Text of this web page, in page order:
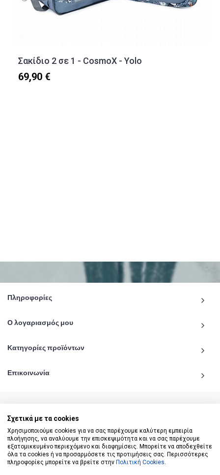
Σακίδιο 2 σε 1 - CosmoX - Yolo
69,90 €
Πληροφορίες
Ο λογαριασμός μου
Κατηγορίες προϊόντων
Επικοινωνία
© 2020 - 2026 katiginetai.gr All Rights Reserved.
Σχετικά με τα cookies
Χρησιμοποιούμε cookies για να σας παρέχουμε καλύτερη εμπειρία
πλοήγησης, να αναλύουμε την επισκεψιμότητα και να σας παρέχουμε
εξατομικευμένο περιεχόμενο και διαφημίσεις. Μπορείτε να αποδεχθείτε
όλα τα cookies ή να προσαρμόσετε τις προτιμήσεις σας. Περισσότερες
πληροφορίες μπορείτε να βρείτε στην Πολιτική Cookies.